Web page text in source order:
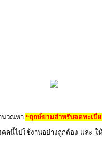
นวณหา “ฤกษ์ยามสำหรับจดทะเบี
นี้ไปใช้งานอย่างถูกต้อง และ